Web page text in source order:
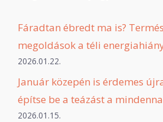
Fáradtan ébredt ma is?
megoldások a téli
2026.01.22.
Január közepén is érdemes
építse be a teázást a
2026.01.15.